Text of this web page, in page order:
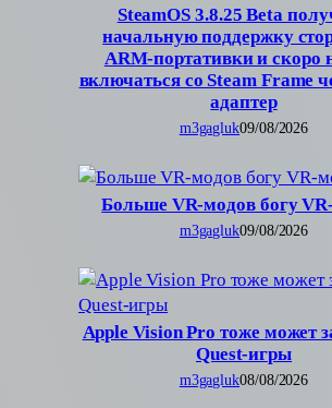
SteamOS 3.8.25 Beta
начальную поддержку
ARM-портативки и скоро
включаться со Steam Frame
адаптер
m3gagluk09/08/2026
Больше VR-модов богу
m3gagluk09/08/2026
Apple Vision Pro тоже может
Quest-игры
m3gagluk08/08/2026